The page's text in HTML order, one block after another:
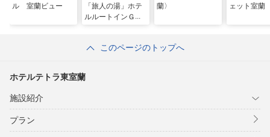
ル 室蘭ビュー
「旅人の湯」ホテ
ルルートインＧｒ
蘭〉
ェット室蘭
このページのトップへ
ホテルテトラ東室蘭
施設紹介
プラン